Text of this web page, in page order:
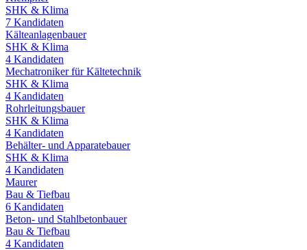
SHK & Klima
7 Kandidaten
Kälteanlagenbauer
SHK & Klima
4 Kandidaten
Mechatroniker für Kältetechnik
SHK & Klima
4 Kandidaten
Rohrleitungsbauer
SHK & Klima
4 Kandidaten
Behälter- und Apparatebauer
SHK & Klima
4 Kandidaten
Maurer
Bau & Tiefbau
6 Kandidaten
Beton- und Stahlbetonbauer
Bau & Tiefbau
4 Kandidaten